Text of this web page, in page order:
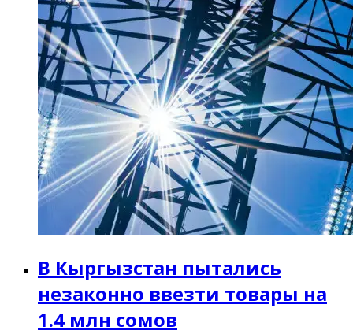
В Кыргызстан пытались
незаконно ввезти товары на
1.4 млн сомов